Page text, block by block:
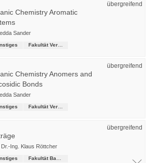
übergreifend
Chemistry Aromatic
Sander
übergreifend
Chemistry Anomers and
Bonds
Sander
übergreifend
Dr.-Ing. Klaus Röttcher